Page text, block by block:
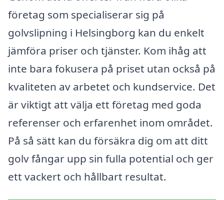
företag som specialiserar sig på
golvslipning i Helsingborg kan du enkelt
jämföra priser och tjänster. Kom ihåg att
inte bara fokusera på priset utan också på
kvaliteten av arbetet och kundservice. Det
är viktigt att välja ett företag med goda
referenser och erfarenhet inom området.
På så sätt kan du försäkra dig om att ditt
golv fångar upp sin fulla potential och ger
ett vackert och hållbart resultat.